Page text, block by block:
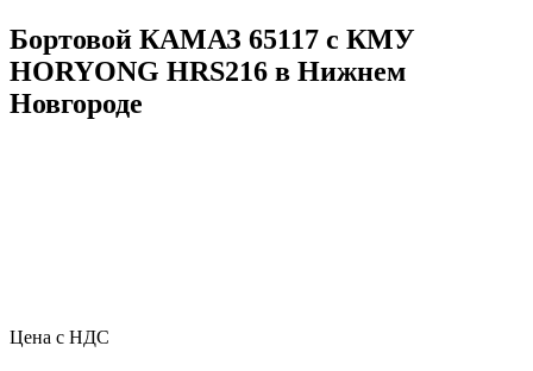
Бортовой КАМАЗ 65117 с КМУ
HORYONG HRS216 в Нижнем
Новгороде
Цена с НДС